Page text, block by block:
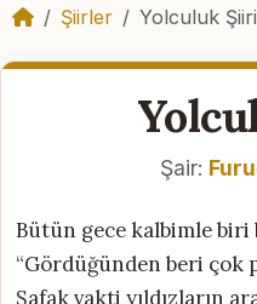
Şiirler Yolculuk Şiiri
Şair:
Bütün gece kalbimle biri
“Gördüğünden beri çok
Şafak vakti yıldızların